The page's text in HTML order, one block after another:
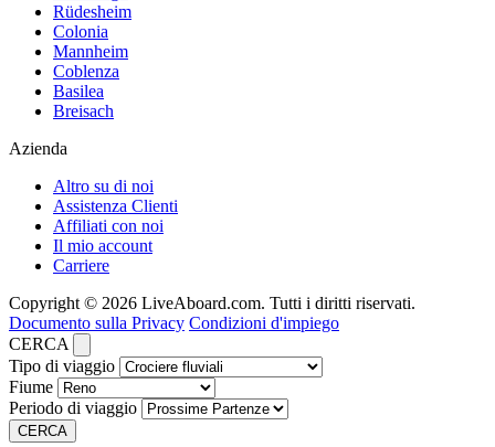
Rüdesheim
Colonia
Mannheim
Coblenza
Basilea
Breisach
Azienda
Altro su di noi
Assistenza Clienti
Affiliati con noi
Il mio account
Carriere
Copyright © 2026 LiveAboard.com. Tutti i diritti riservati.
Documento sulla Privacy Condizioni d'impiego
CERCA
Tipo di viaggio
Fiume
Periodo di viaggio
CERCA